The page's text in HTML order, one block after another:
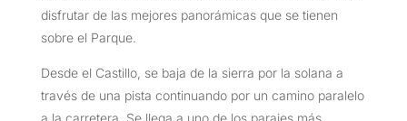
disfrutar de las mejores panorámicas que se tienen
sobre el Parque.
Desde el Castillo, se baja de la sierra por la solana a
través de una pista continuando por un camino paralelo
a la carretera. Se llega a uno de los parajes más